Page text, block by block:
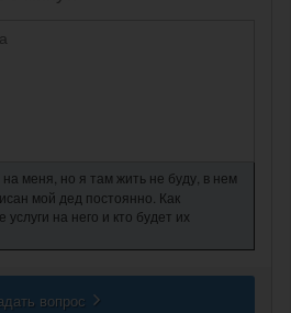
меня, но я там жить не буду, в нем
мой дед постоянно. Как
на него и кто будет их
вопрос